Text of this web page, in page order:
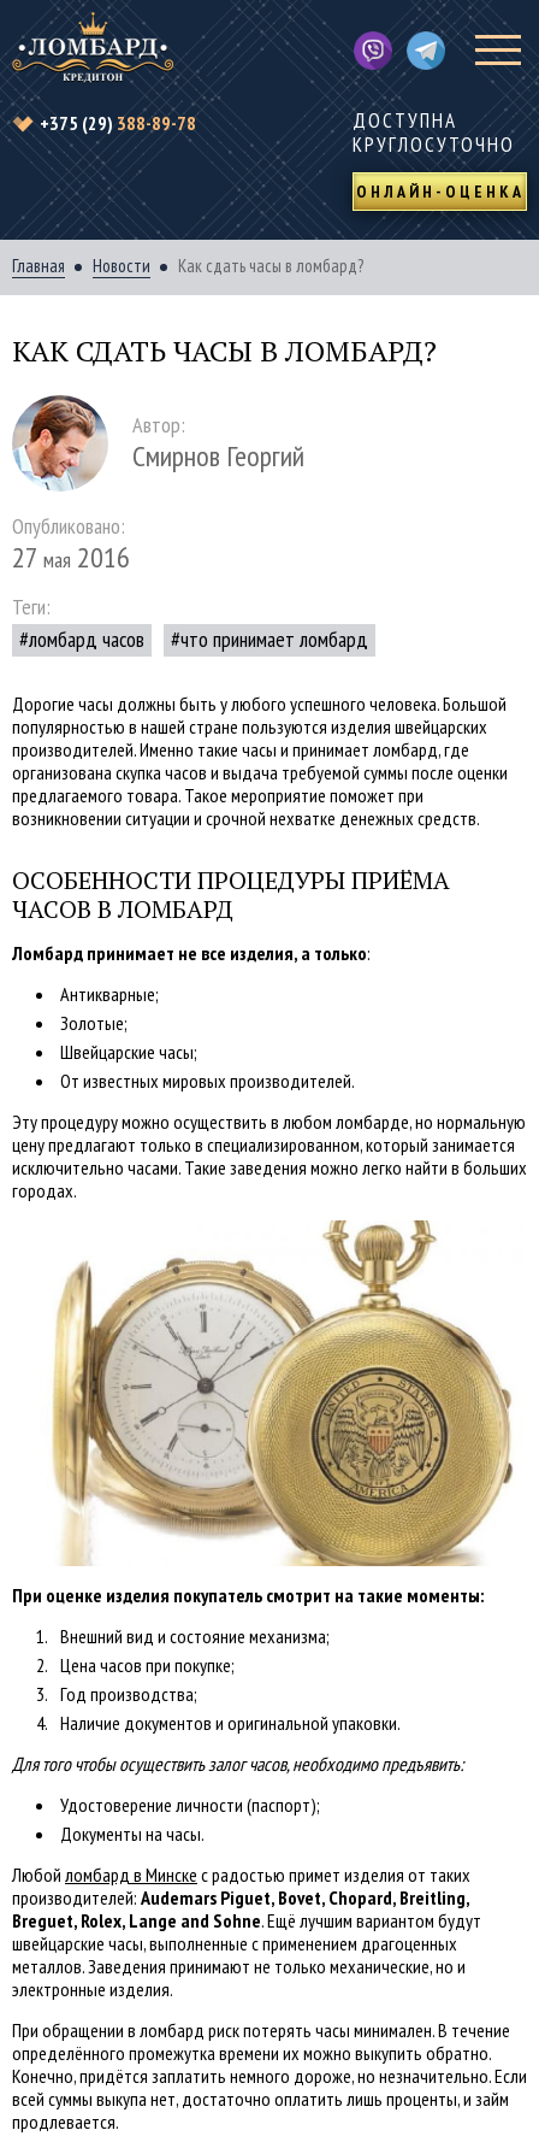
ДОСТУПНА
КРУГЛОСУТОЧНО
ОНЛАЙН-ОЦЕНКА
+375 (29) 388-89-78
Главная Новости Как сдать часы в ломбард?
КАК СДАТЬ ЧАСЫ В ЛОМБАРД?
Автор:
Смирнов Георгий
Опубликовано:
27 мая 2016
Теги:
ломбард часов
что принимает ломбард
Дорогие часы должны быть у любого успешного человека. Большой
популярностью в нашей стране пользуются изделия швейцарских
производителей. Именно такие часы и принимает ломбард, где
организована скупка часов и выдача требуемой суммы после оценки
предлагаемого товара. Такое мероприятие поможет при
возникновении ситуации и срочной нехватке денежных средств.
ОСОБЕННОСТИ ПРОЦЕДУРЫ ПРИЁМА
ЧАСОВ В ЛОМБАРД
Ломбард принимает не все изделия, а только:
Антикварные;
Золотые;
Швейцарские часы;
От известных мировых производителей.
Эту процедуру можно осуществить в любом ломбарде, но нормальную
цену предлагают только в специализированном, который занимается
исключительно часами. Такие заведения можно легко найти в больших
городах.
При оценке изделия покупатель смотрит на такие моменты:
Внешний вид и состояние механизма;
Цена часов при покупке;
Год производства;
Наличие документов и оригинальной упаковки.
Для того чтобы осуществить залог часов, необходимо предъявить:
Удостоверение личности (паспорт);
Документы на часы.
Любой ломбард в Минске с радостью примет изделия от таких
производителей: Audemars Piguet, Bovet, Chopard, Breitling,
Breguet, Rolex, Lange and Sohne. Ещё лучшим вариантом будут
швейцарские часы, выполненные с применением драгоценных
металлов. Заведения принимают не только механические, но и
электронные изделия.
При обращении в ломбард риск потерять часы минимален. В течение
определённого промежутка времени их можно выкупить обратно.
Конечно, придётся заплатить немного дороже, но незначительно. Если
всей суммы выкупа нет, достаточно оплатить лишь проценты, и займ
продлевается.